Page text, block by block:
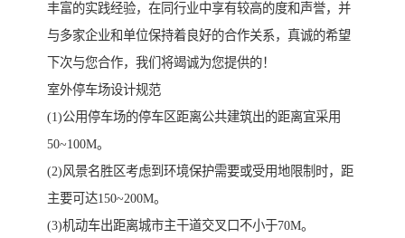
丰富的实践经验，在同行业中享有较高的度和声誉，并
与多家企业和单位保持着良好的合作关系，真诚的希望
下次与您合作，我们将竭诚为您提供的！
室外停车场设计规范
(1)公用停车场的停车区距离公共建筑出的距离宜采用
50~100M。
(2)风景名胜区考虑到环境保护需要或受用地限制时，距
主要可达150~200M。
(3)机动车出距离城市主干道交叉口不小于70M。